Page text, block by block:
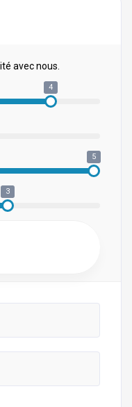
avec nous.
4
5
3